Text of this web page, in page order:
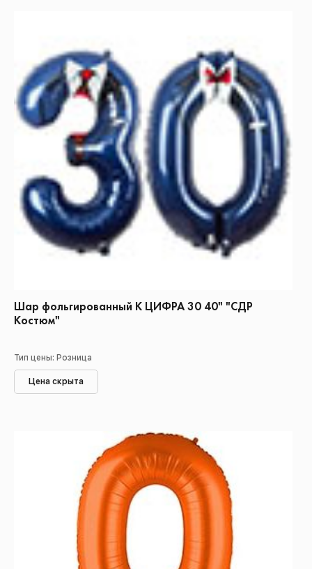
Шар фольгированный К ЦИФРА 30 40" "СДР
Костюм"
Тип цены: Розница
Цена скрыта